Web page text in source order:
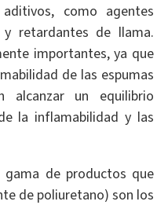
como agentes
y retardantes de llama.
importantes, ya que
de las espumas
alcanzar un equilibrio
la inflamabilidad y las
de productos que
de poliuretano) son los